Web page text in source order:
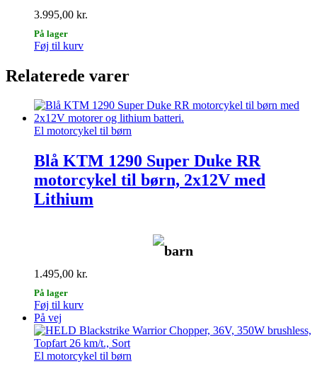
3.995,00 kr.
På lager
Føj til kurv
Relaterede varer
El motorcykel til børn
Blå KTM 1290 Super Duke RR
motorcykel til børn, 2x12V med
Lithium
barn
1.495,00 kr.
På lager
Føj til kurv
På vej
El motorcykel til børn